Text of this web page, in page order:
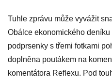
Tuhle zprávu může vyvážit
Obálce ekonomického
podprsenky s třemi fotkami
doplněna poutákem na
komentátora Reflexu. Pod